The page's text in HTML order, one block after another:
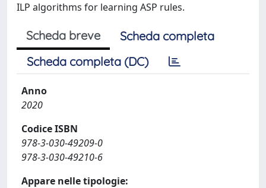
ILP algorithms for learning ASP rules.
Scheda breve
Scheda completa
Scheda completa (DC)
Anno
2020
Codice ISBN
978-3-030-49209-0
978-3-030-49210-6
Appare nelle tipologie: